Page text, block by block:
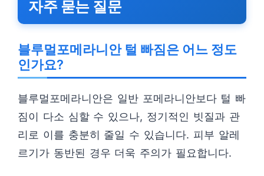
자주 묻는 질문
블루멀포메라니안 털 빠짐은 어느 정도
인가요?
블루멀포메라니안은 일반 포메라니안보다 털 빠
짐이 다소 심할 수 있으나, 정기적인 빗질과 관
리로 이를 충분히 줄일 수 있습니다. 피부 알레
르기가 동반된 경우 더욱 주의가 필요합니다.